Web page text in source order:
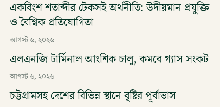
একবিংশ শতাব্দীর টেকসই অর্থনীতি: উদীয়মান প্রযুক্তি
ও বৈশ্বিক প্রতিযোগিতা
আগস্ট ৬, ২০২৬
এলএনজি টার্মিনাল আংশিক চালু, কমবে গ্যাস সংকট
আগস্ট ৬, ২০২৬
চট্টগ্রামসহ দেশের বিভিন্ন স্থানে বৃষ্টির পূর্বাভাস